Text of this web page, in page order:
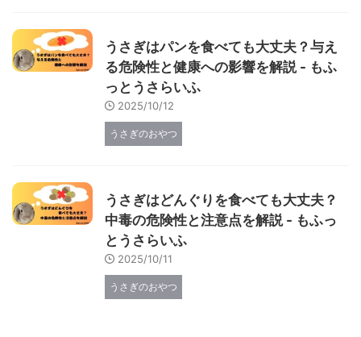
うさぎはパンを食べても大丈夫？与え
る危険性と健康への影響を解説 - もふ
っとうさらいふ
2025/10/12
うさぎのおやつ
うさぎはどんぐりを食べても大丈夫？
中毒の危険性と注意点を解説 - もふっ
とうさらいふ
2025/10/11
うさぎのおやつ